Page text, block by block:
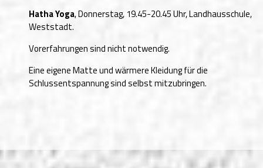
Hatha Yoga, Donnerstag, 19.45-20.45 Uhr, Landhausschule,
Weststadt.
Vorerfahrungen sind nicht notwendig.
Eine eigene Matte und wärmere Kleidung für die
Schlussentspannung sind selbst mitzubringen.